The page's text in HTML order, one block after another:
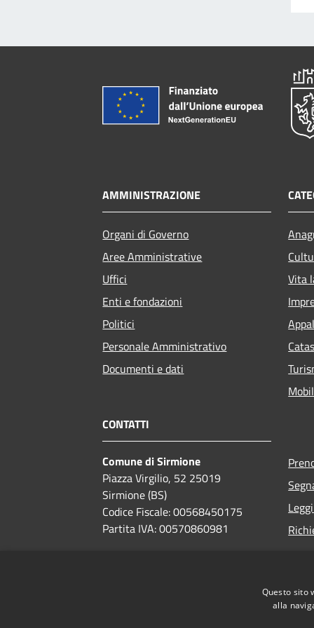
AMMINISTRAZIONE
Organi di Governo
Aree Amministrative
Uffici
Enti e fondazioni
Politici
Personale Amministrativo
Documenti e dati
Vita
CONTATTI
Comune di Sirmione
Piazza Virgilio, 52 25019
Sirmione (BS)
Codice Fiscale: 00568450175
Partita IVA: 00570860981
Questo sito
alla